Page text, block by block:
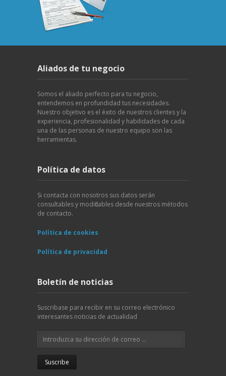
Aliados de tu negocio
Somos el aliado perfecto para tu negocio,
entendemos en profundidad tus necesidades.
Nuestro objetivo es el éxito de nuestros clientes y la
experiencia, profesionalidad y habilidades de cada
una de las personas de nuestro equipo son las
herramientas.
Política de datos
Si contacta con nosotros sus datos serán
consultables y modificables desde nuestros métodos
de contacto.
Política de cookies
Política de privacidad
Boletín de noticias
Suscribase para recibir en su correo electrónico
interesantes noticias de actualidad